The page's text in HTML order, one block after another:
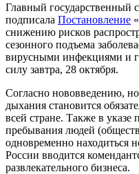
Главный
подписала Постановление
снижению рисков
сезонного подъема
вирусными инфекциями и
силу завтра, 28 октября.
Согласно нововведению,
дыхания становится
всей стране. Также в указе
пребывания людей
одновременно находиться
России вводится
развлекательного бизнеса.